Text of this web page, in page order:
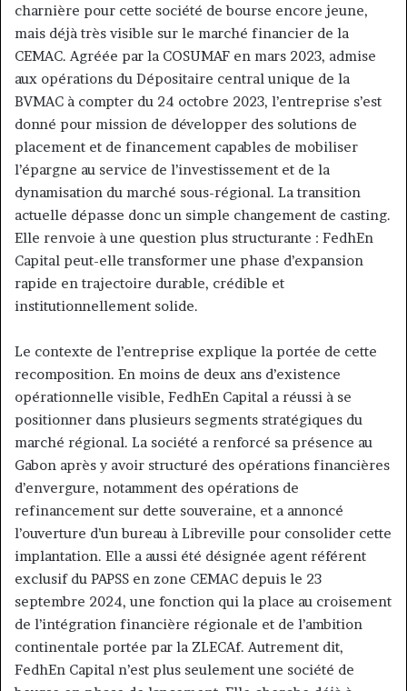
charnière pour cette société de bourse encore jeune,
mais déjà très visible sur le marché financier de la
CEMAC. Agréée par la COSUMAF en mars 2023, admise
aux opérations du Dépositaire central unique de la
BVMAC à compter du 24 octobre 2023, l’entreprise s’est
donné pour mission de développer des solutions de
placement et de financement capables de mobiliser
l’épargne au service de l’investissement et de la
dynamisation du marché sous-régional. La transition
actuelle dépasse donc un simple changement de casting.
Elle renvoie à une question plus structurante : FedhEn
Capital peut-elle transformer une phase d’expansion
rapide en trajectoire durable, crédible et
institutionnellement solide.
Le contexte de l’entreprise explique la portée de cette
recomposition. En moins de deux ans d’existence
opérationnelle visible, FedhEn Capital a réussi à se
positionner dans plusieurs segments stratégiques du
marché régional. La société a renforcé sa présence au
Gabon après y avoir structuré des opérations financières
d’envergure, notamment des opérations de
refinancement sur dette souveraine, et a annoncé
l’ouverture d’un bureau à Libreville pour consolider cette
implantation. Elle a aussi été désignée agent référent
exclusif du PAPSS en zone CEMAC depuis le 23
septembre 2024, une fonction qui la place au croisement
de l’intégration financière régionale et de l’ambition
continentale portée par la ZLECAf. Autrement dit,
FedhEn Capital n’est plus seulement une société de